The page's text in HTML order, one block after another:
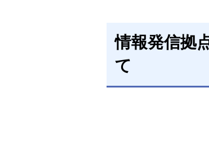
情報発信拠
て